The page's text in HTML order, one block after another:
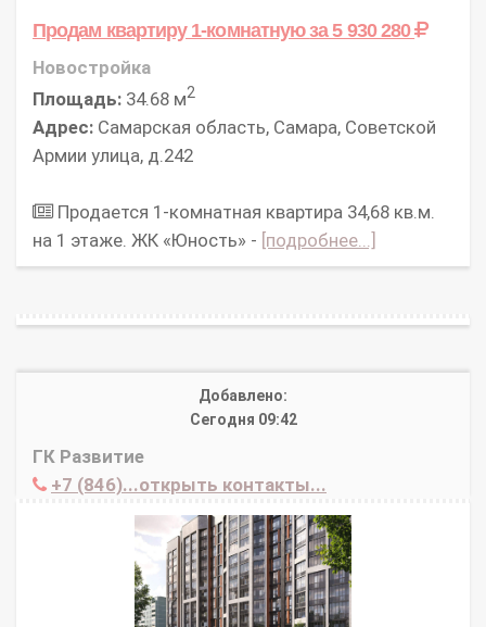
Продам квартиру 1-комнатнуюза 5 930 280
Новостройка
Площадь: 34.68 м2
Адрес: Самарская область, Самара, Советской
Армии улица, д.242
Продается 1-комнатная квартира 34,68 кв.м.
на 1 этаже. ЖК «Юность» - [подробнее...]
Добавлено:
Сегодня 09:42
ГК Развитие
+7 (846)...открыть контакты...